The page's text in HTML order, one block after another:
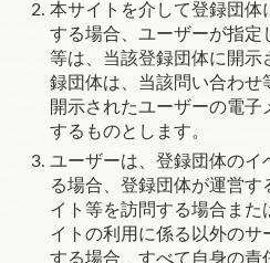
本サイトを介して登録団体
する場合、ユーザーが指定
等は、当該登録団体に開示
録団体は、当該問い合わせ
開示されたユーザーの電子
するものとします。
ユーザーは、登録団体のイ
る場合、登録団体が運営す
イト等を訪問する場合また
イトの利用に係る以外のサ
する場合、すべて自身の責